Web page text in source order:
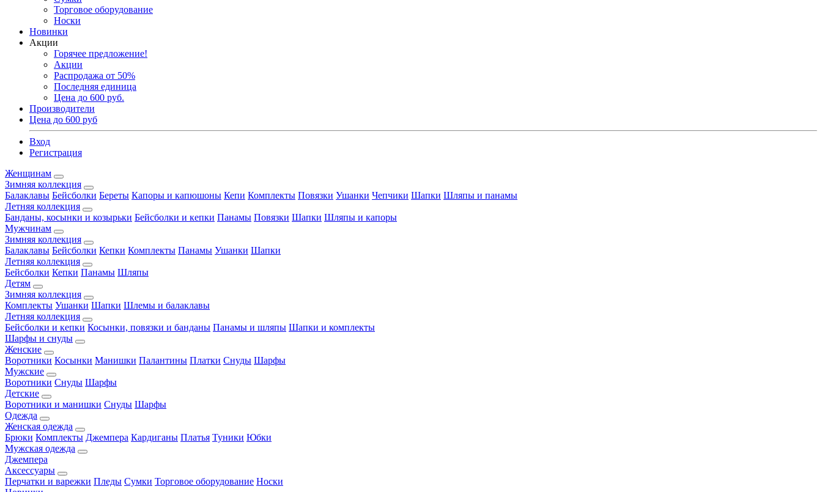
Торговое оборудование
Носки
Новинки
Акции
Горячее предложение!
Акции
Распродажа от 50%
Последняя единица
Цена до 600 руб.
Производители
Цена до 600 руб
Вход
Регистрация
Женщинам
Зимняя коллекция
Балаклавы Бейсболки Береты Капоры и капюшоны Кепи Комплекты Повязки Ушанки Чепчики Шапки Шляпы и панамы
Летняя коллекция
Банданы, косынки и козырьки Бейсболки и кепки Панамы Повязки Шапки Шляпы и капоры
Мужчинам
Зимняя коллекция
Балаклавы Бейсболки Кепки Комплекты Панамы Ушанки Шапки
Летняя коллекция
Бейсболки Кепки Панамы Шляпы
Детям
Зимняя коллекция
Комплекты Ушанки Шапки Шлемы и балаклавы
Летняя коллекция
Бейсболки и кепки Косынки, повязки и банданы Панамы и шляпы Шапки и комплекты
Шарфы и снуды
Женские
Воротники Косынки Манишки Палантины Платки Снуды Шарфы
Мужские
Воротники Снуды Шарфы
Детские
Воротники и манишки Снуды Шарфы
Одежда
Женская одежда
Брюки Комплекты Джемпера Кардиганы Платья Туники Юбки
Мужская одежда
Джемпера
Аксессуары
Перчатки и варежки Пледы Сумки Торговое оборудование Носки